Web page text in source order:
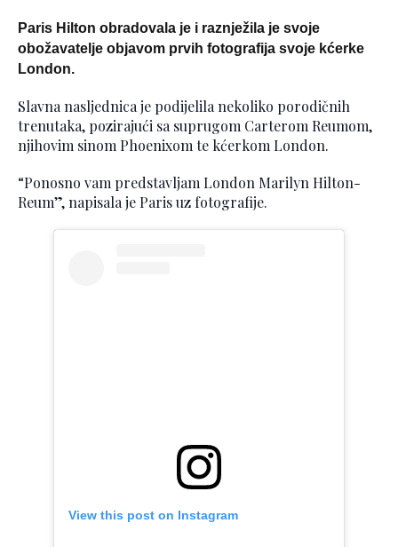
Paris Hilton obradovala je i raznježila je svoje
obožavatelje objavom prvih fotografija svoje kćerke
London.
Slavna nasljednica je podijelila nekoliko porodičnih
trenutaka, pozirajući sa suprugom Carterom Reumom,
njihovim sinom Phoenixom te kćerkom London.
“Ponosno vam predstavljam London Marilyn Hilton-
Reum”, napisala je Paris uz fotografije.
View this post on Instagram